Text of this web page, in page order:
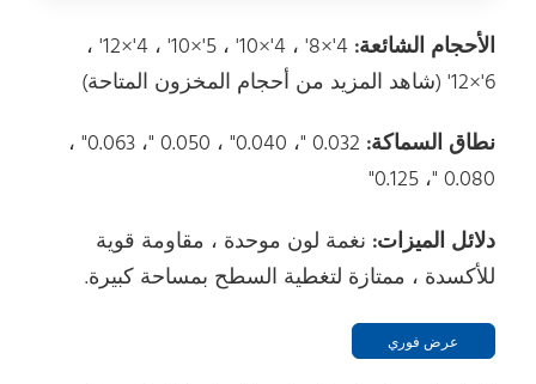
الأحجام الشائعة:
4'×8' ، 4'×10' ، 5'×10' ، 4'×12' ،
6'×12' (شاهد المزيد من أحجام المخزون المتاحة)
نطاق السماكة:
0.032 "، 0.040" ، 0.050 "، 0.063" ،
0.080 "، 0.125"
دلائل الميزات: نغمة لون موحدة ، مقاومة قوية
للأكسدة ، ممتازة لتغطية السطح بمساحة كبيرة.
عرض فوري